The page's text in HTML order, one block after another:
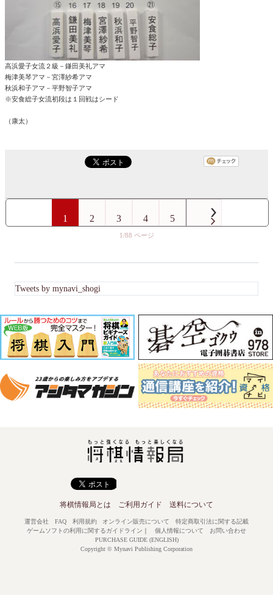
高浜愛子女流２級－鎌田美礼アマ
梅津美琴アマ－宮澤紗希アマ
秋浜和子アマ－平野智子アマ
※安食総子女流初段は１回戦はシード
（康太）
1/88
1 2 3 4 5
Tweets by mynavi_shogi
将棋情報局とは ご利用ガイド 送料について
運営会社 FAQ 利用規約 オンライン販売について
特定商取引法に関する記載
ゲームソフトの利用に関するガイドライン ｜ 個人情報について
お問い合わせ
PURCHASE GUIDE (ENGLISH)
Copyright © Mynavi Publishing Corporation